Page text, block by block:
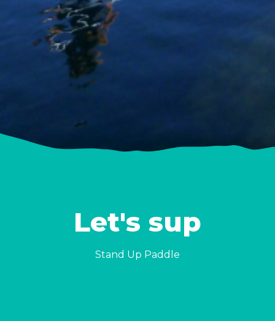
Let's sup
Stand Up Paddle